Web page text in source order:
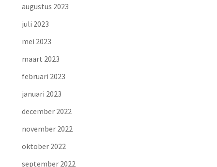
augustus 2023
juli 2023
mei 2023
maart 2023
februari 2023
januari 2023
december 2022
november 2022
oktober 2022
september 2022